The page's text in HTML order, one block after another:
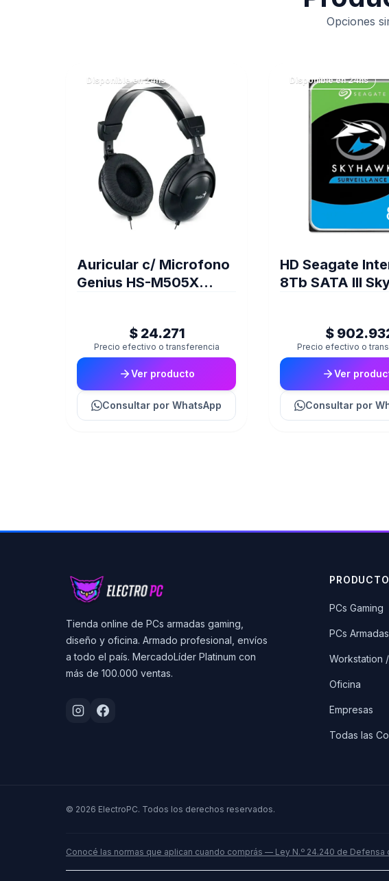
Opciones
Disponible en 24hs
Auricular c/ Microfono
Genius HS-M505X
$ 24.271
Precio efectivo o transferencia
Ver producto
Consultar por WhatsApp
Disponible en 24hs
HD Seagate
8Tb SATA III
$
Precio efectivo o
Ver
Consultar por
Tienda online de PCs armadas gaming,
diseño y oficina. Armado profesional, envíos
a todo el país. MercadoLíder Platinum con
más de 100.000 ventas.
PCs Gaming
PCs Armadas
Workstation
Oficina
Empresas
Todas las
© 2026 ElectroPC. Todos los derechos reservados.
Conocé las normas que aplican cuando comprás — Ley N.º 24.240 de Defensa